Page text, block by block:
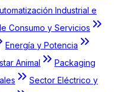
Industrial e
Consumo y Servicios
Energía y Potencia
Animal
Packaging
Sector Eléctrico y